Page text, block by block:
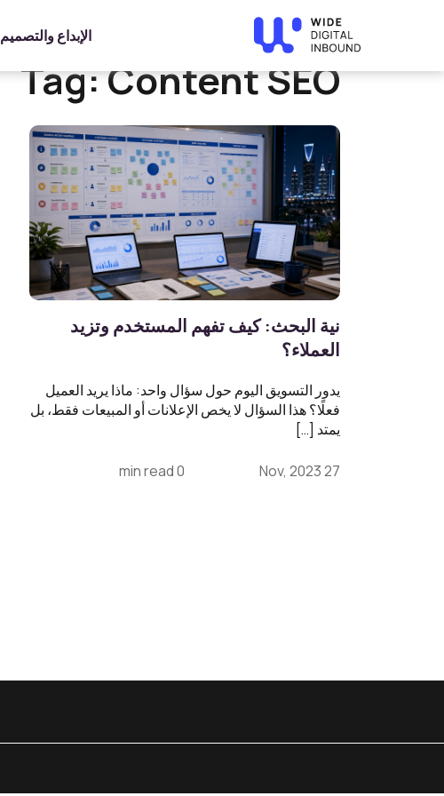
الإبداع والتصميم
» Content SEO
Tag:Content SEO
نية البحث: كيف تفهم المستخدم وتزيد
العملاء؟
يدور التسويق اليوم حول سؤال واحد: ماذا يريد العميل
فعلًا؟ هذا السؤال لا يخص الإعلانات أو المبيعات فقط، بل
يمتد […]
27 Nov, 2023
0 min read